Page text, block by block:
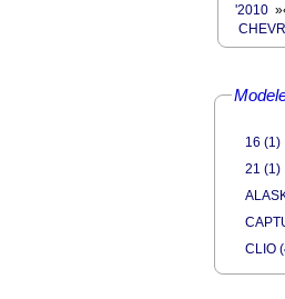
'2010 »
16 (1)
21 (1)
CLIO